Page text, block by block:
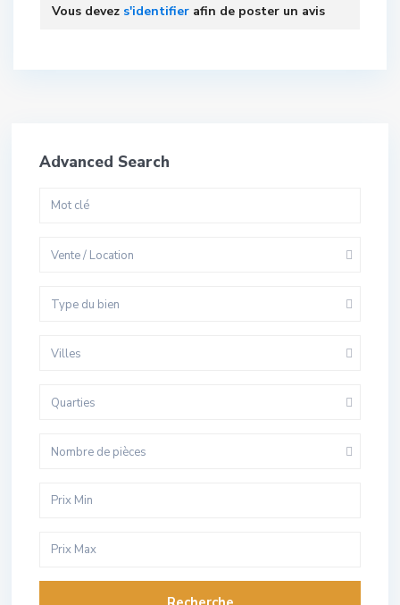
Vous devez s'identifier afin de poster un avis
Advanced Search
Vente / Location
Type du bien
Villes
Quarties
Nombre de pièces